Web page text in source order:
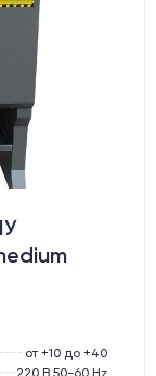
от +10 до +40
220 В 50-60 Hz